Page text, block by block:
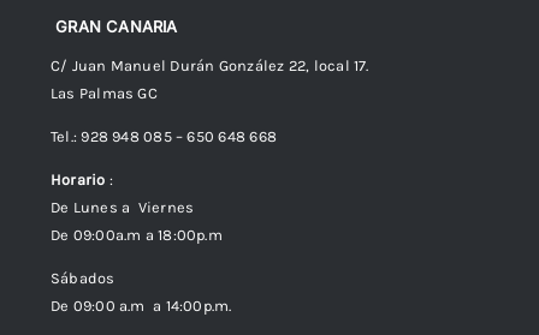
GRAN CANARIA
C/ Juan Manuel Durán González 22, local 17.
Las Palmas GC
Tel.: 928 948 085 – 650 648 668
Horario :
De Lunes a Viernes
De 09:00a.m a 18:00p.m
Sábados
De 09:00 a.m a 14:00p.m.
Preguntas frecuentes
Envíos
Política de Privacidad